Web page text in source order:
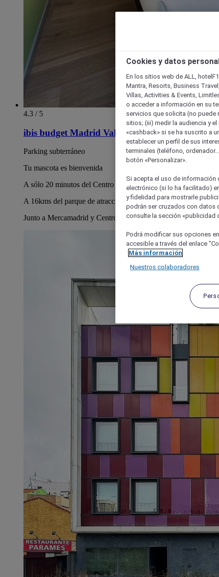
4.3 / 5
ibis budget Madrid Vallecas
Parking subterráneo
Tu mascota es bienvenida
A sólo 20 minutos del Centro de Madrid
A 16kms del parque de atracciones y a 30 kms de la Warner
Junto a Mercamadrid y Centro Comercial La Gavia
Cookies y datos
En los sitios web de ALL,
Mantra, Resorts, Business
Villas, Activities & Events,
o acceder a información en su
servicios que solicita (no puede
sitios; (iii) medir la audiencia y
«cashback» si se ha suscrito a
establecer un perfil de sus
terminales (teléfono,
botón «Personalizar».
Si acepta el uso de
electrónico (si lo ha facilitado)
y fidelidad para mostrarle
podrán ser cruzados con datos
consulte la sección «publicidad
Podrá modificar sus opciones
accesible a través del enlace
Más información
Nuestros colaboradores